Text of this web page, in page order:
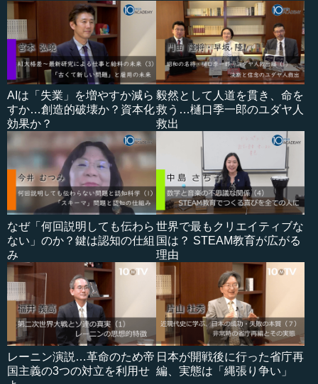
AIは「失業」を増やすか減ら
すか…創造的破壊か？資本化
効果か？
毅然として人道を貫き、命を
救う…樋口季一郎のユダヤ人
救出
なぜ「何回説明しても伝わら
ない」のか？鍵は認知の仕組
み
世界で最もクリエイティブな
国は？ STEAM教育が広がる
理由
レーニン演説…革命のため帝
国主義の3つの対立を利用せ
日本が開戦後に行った省庁再
編、実態は「縄張り争い」